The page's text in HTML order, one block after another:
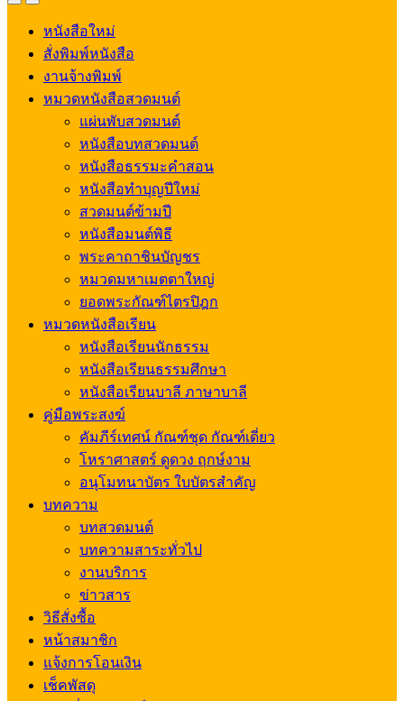
OpenClose
หนังสือใหม่
สั่งพิมพ์หนังสือ
งานจ้างพิมพ์
หมวดหนังสือสวดมนต์
แผ่นพับสวดมนต์
หนังสือบทสวดมนต์
หนังสือธรรมะคำสอน
หนังสือทำบุญปีใหม่
สวดมนต์ข้ามปี
หนังสือมนต์พิธี
พระคาถาชินบัญชร
หมวดมหาเมตตาใหญ่
ยอดพระกัณฑ์ไตรปิฎก
หมวดหนังสือเรียน
หนังสือเรียนนักธรรม
หนังสือเรียนธรรมศึกษา
หนังสือเรียนบาลี ภาษาบาลี
คู่มือพระสงฆ์
คัมภีร์เทศน์ กัณฑ์ชุด กัณฑ์เดี่ยว
โหราศาสตร์ ดูดวง ฤกษ์งาม
อนุโมทนาบัตร ใบบัตรสำคัญ
บทความ
บทสวดมนต์
บทความสาระทั่วไป
งานบริการ
ข่าวสาร
วิธีสั่งซื้อ
หน้าสมาชิก
แจ้งการโอนเงิน
เช็คพัสดุ